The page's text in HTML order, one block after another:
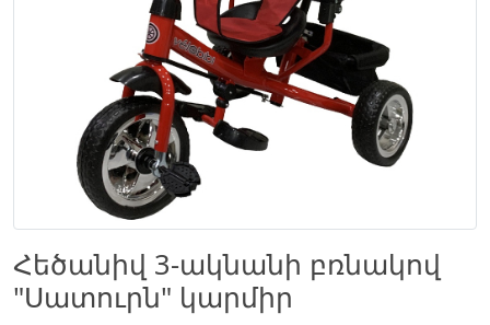
Հեծանիվ 3-ակնանի բռնակով
"Սատուրն" կարմիր